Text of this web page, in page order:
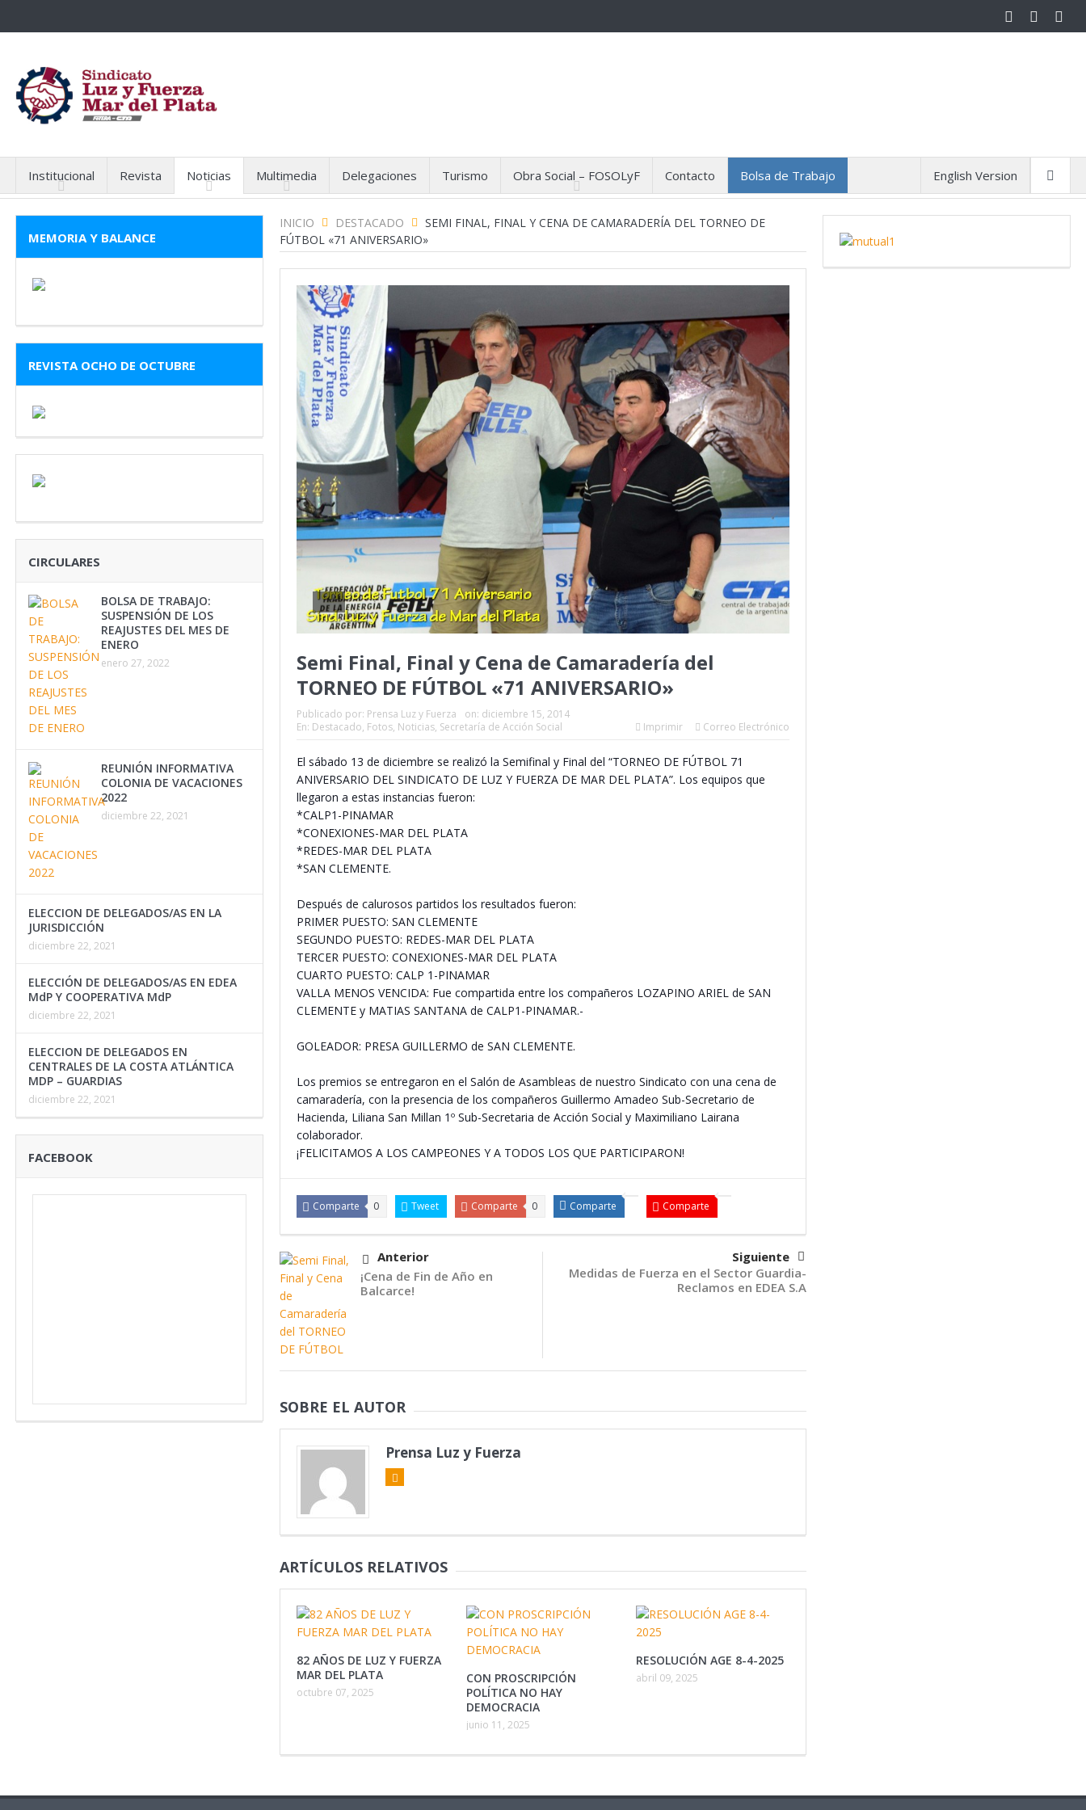
Institucional Revista Noticias Multimedia Delegaciones Turismo Obra Social – FOSOLyF Contacto Bolsa de Trabajo English Version
INICIO DESTACADO
SEMI FINAL, FINAL Y CENA DE CAMARADERÍA DEL TORNEO DE
FÚTBOL «71 ANIVERSARIO»
Semi Final, Final y Cena de Camaradería del
TORNEO DE FÚTBOL «71 ANIVERSARIO»
Publicado por: Prensa Luz y Fuerza on: diciembre 15, 2014
En: Destacado, Fotos, Noticias, Secretaría de Acción Social Imprimir Correo Electrónico
El sábado 13 de diciembre se realizó la Semifinal y Final del “TORNEO DE FÚTBOL 71
ANIVERSARIO DEL SINDICATO DE LUZ Y FUERZA DE MAR DEL PLATA”. Los equipos que
llegaron a estas instancias fueron:
*CALP1-PINAMAR
*CONEXIONES-MAR DEL PLATA
*REDES-MAR DEL PLATA
*SAN CLEMENTE.
Después de calurosos partidos los resultados fueron:
PRIMER PUESTO: SAN CLEMENTE
SEGUNDO PUESTO: REDES-MAR DEL PLATA
TERCER PUESTO: CONEXIONES-MAR DEL PLATA
CUARTO PUESTO: CALP 1-PINAMAR
VALLA MENOS VENCIDA: Fue compartida entre los compañeros LOZAPINO ARIEL de SAN
CLEMENTE y MATIAS SANTANA de CALP1-PINAMAR.-
GOLEADOR: PRESA GUILLERMO de SAN CLEMENTE.
Los premios se entregaron en el Salón de Asambleas de nuestro Sindicato con una cena de
camaradería, con la presencia de los compañeros Guillermo Amadeo Sub-Secretario de
Hacienda, Liliana San Millan 1º Sub-Secretaria de Acción Social y Maximiliano Lairana
colaborador.
¡FELICITAMOS A LOS CAMPEONES Y A TODOS LOS QUE PARTICIPARON!
Comparte 0 Tweet Comparte 0 Comparte Comparte
Anterior
¡Cena de Fin de Año en
Balcarce!
Siguiente
Medidas de Fuerza en el Sector Guardia-
Reclamos en EDEA S.A
SOBRE EL AUTOR
Prensa Luz y Fuerza
ARTÍCULOS RELATIVOS
82 AÑOS DE LUZ Y FUERZA
MAR DEL PLATA
octubre 07, 2025
CON PROSCRIPCIÓN
POLÍTICA NO HAY
DEMOCRACIA
junio 11, 2025
RESOLUCIÓN AGE 8-4-2025
abril 09, 2025
MEMORIA Y BALANCE
REVISTA OCHO DE OCTUBRE
CIRCULARES
BOLSA DE TRABAJO:
SUSPENSIÓN DE LOS
REAJUSTES DEL MES DE
ENERO
enero 27, 2022
REUNIÓN INFORMATIVA
COLONIA DE VACACIONES
2022
diciembre 22, 2021
ELECCION DE DELEGADOS/AS EN LA
JURISDICCIÓN
diciembre 22, 2021
ELECCIÓN DE DELEGADOS/AS EN EDEA
MdP Y COOPERATIVA MdP
diciembre 22, 2021
ELECCION DE DELEGADOS EN
CENTRALES DE LA COSTA ATLÁNTICA
MDP – GUARDIAS
diciembre 22, 2021
FACEBOOK